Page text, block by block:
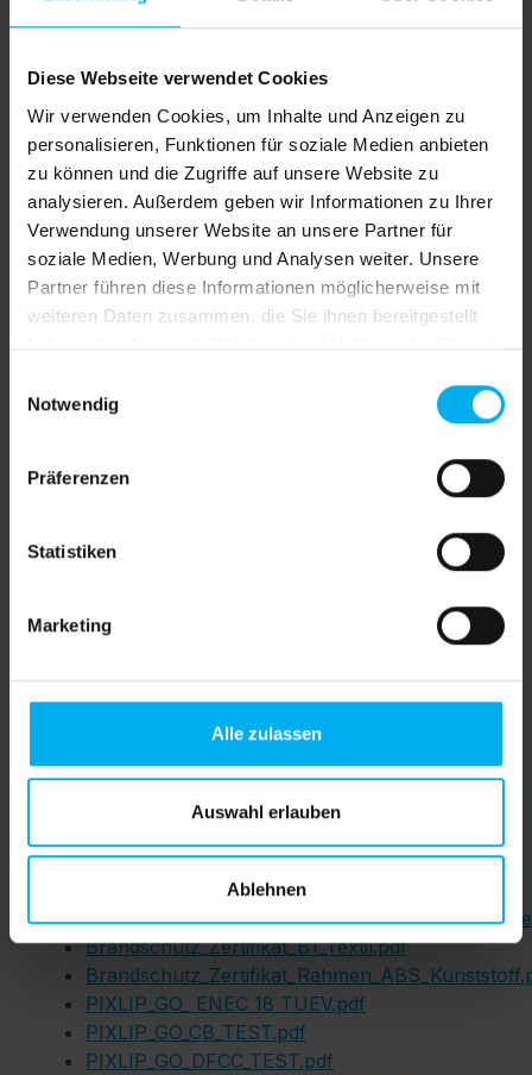
Diese Webseite verwendet Cookies
Wir verwenden Cookies, um Inhalte und Anzeigen zu
personalisieren, Funktionen für soziale Medien anbieten
zu können und die Zugriffe auf unsere Website zu
analysieren. Außerdem geben wir Informationen zu Ihrer
Verwendung unserer Website an unsere Partner für
soziale Medien, Werbung und Analysen weiter. Unsere
Partner führen diese Informationen möglicherweise mit
weiteren Daten zusammen, die Sie ihnen bereitgestellt
haben oder die sie im Rahmen Ihrer Nutzung der Dienste
Notwendig
Präferenzen
Statistiken
Marketing
Alle zulassen
Auswahl erlauben
Ablehnen
Versandkostenfrei
Sofort verfügbar, Lieferzeit: 4 Werktage inkl.
Jetzt bestellen und bis Donnerstag, 13. August Ihre
Lieferung erhalten!
Deutschland 4 Werktage, EU Länder plus 1-2
Werktage, Schweiz plus 2-3 Werktage
Druckauswählen
Vorderseite bedruckt, Rückseite weiß
Produkt Anzahl: Gib den
übertragen.
Brandschutz_Zertifikat_B1_Textil.pdf
PIXLIP_GO_ ENEC 18 TUEV.pdf
PIXLIP_GO_CB_TEST.pdf
PIXLIP_GO_DFCC_TEST.pdf